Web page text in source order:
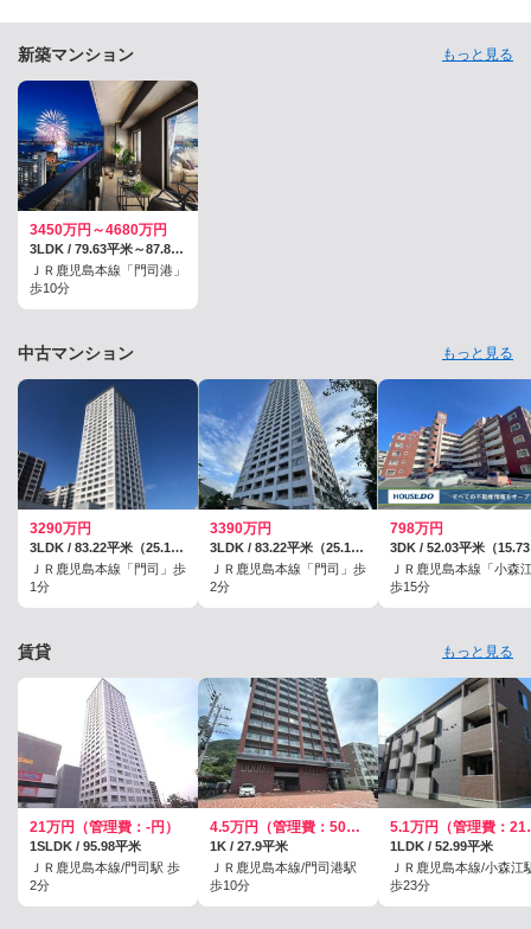
営業します」──。 ◇ ◇ ◇私が一人飲みを覚えたのは、学生時代から
新築マンション もっと見る
3450万円～4680万円
3LDK / 79.63平米～87.81平米
ＪＲ鹿児島本線「門司港」
歩10分
中古マンション もっと見る
3290万円
3LDK / 83.22平米（25.17坪）（壁芯）
ＪＲ鹿児島本線「門司」歩
1分
3390万円
3LDK / 83.22平米（25.17坪）（壁芯）
ＪＲ鹿児島本線「門司」歩
2分
798万円
ＪＲ鹿児島本線「小森
歩15分
賃貸 もっと見る
21万円（管理費：-円）
1SLDK / 95.98平米
ＪＲ鹿児島本線/門司駅 歩
2分
4.5万円（管理費：5000円）
1K / 27.9平米
ＪＲ鹿児島本線/門司港駅
歩10分
5.1
1LDK / 52.99平米
ＪＲ鹿児島本線/小森江
歩23分